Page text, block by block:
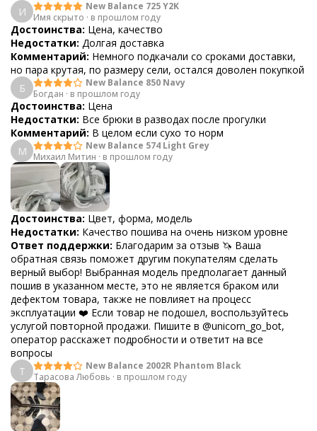
И
New Balance 725 Y2K
Имя скрыто · в прошлом году
Достоинства: Цена, качество
Недостатки: Долгая доставка
Комментарий: Немного подкачали со сроками доставки,
но пара крутая, по размеру сели, остался доволен покупкой
Б
New Balance 850 Navy
Богдан · в прошлом году
Достоинства: Цена
Недостатки: Все брюки в разводах после прогулки
Комментарий: В целом если сухо то норм
М
New Balance 574 Light Grey
Михаил Митин · в прошлом году
Достоинства: Цвет, форма, модель
Недостатки: Качество пошива на очень низком уровне
Ответ поддержки: Благодарим за отзыв 🦄 Ваша
обратная связь поможет другим покупателям сделать
верный выбор! Выбранная модель предполагает данный
пошив в указанном месте, это не является браком или
дефектом товара, также не повлияет на процесс
эксплуатации ❤️ Если товар не подошел, воспользуйтесь
услугой повторной продажи. Пишите в @unicorn_go_bot,
оператор расскажет подробности и ответит на все
вопросы
Т
New Balance 2002R Phantom Black
Тарасова Любовь · в прошлом году